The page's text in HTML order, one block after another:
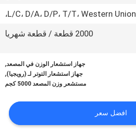
L/C، D/A، D/P، T/T، Western Union،
2000 قطعة / قطعة شهريا
جهاز استشعار الوزن في المصعد,
جهاز استشعار التوتر لـ (رويجيا),
مستشعر وزن المصعد 5000 كجم
افضل سعر